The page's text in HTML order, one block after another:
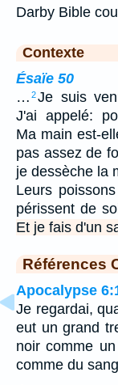
Darby Bible
Contexte
Ésaïe 50
… 2Je suis
J'ai appelé:
Ma main est-
pas assez de
je dessèche la
Leurs
périssent de
Et je fais d'un
Références
Apocalypse
Je regardai,
eut un grand
noir comme
comme du